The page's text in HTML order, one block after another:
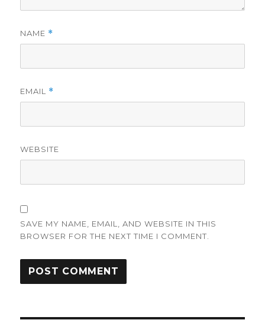
NAME *
EMAIL *
WEBSITE
SAVE MY NAME, EMAIL, AND WEBSITE IN THIS
BROWSER FOR THE NEXT TIME I COMMENT.